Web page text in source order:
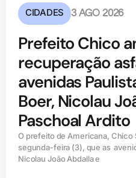
CIDADES 3 AGO 2026
Prefeito Chico
recuperação
avenidas
Boer, Nicolau
Paschoal Ardito
O prefeito de Americana, Chico
segunda-feira (3), que as
Nicolau João Abdalla e